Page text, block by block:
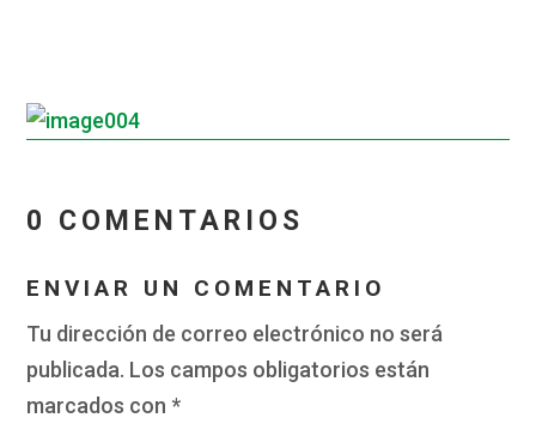
0 COMENTARIOS
ENVIAR UN COMENTARIO
Tu dirección de correo electrónico no será
publicada. Los campos obligatorios están
marcados con *